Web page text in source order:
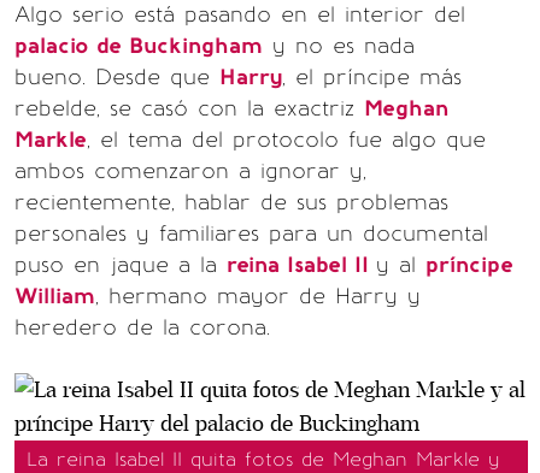
Algo serio está pasando en el interior del
palacio de Buckingham y no es nada
bueno. Desde que Harry, el príncipe más
rebelde, se casó con la exactriz Meghan
Markle, el tema del protocolo fue algo que
ambos comenzaron a ignorar y,
recientemente, hablar de sus problemas
personales y familiares para un documental
puso en jaque a la reina Isabel II y al príncipe
William, hermano mayor de Harry y
heredero de la corona.
La reina Isabel II quita fotos de Meghan Markle y